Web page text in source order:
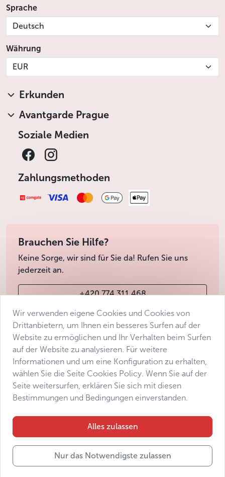
Sprache
Deutsch
Währung
EUR
Erkunden
Avantgarde Prague
Soziale Medien
Zahlungsmethoden
Brauchen Sie Hilfe?
Keine Sorge, wir sind für Sie da! Rufen Sie uns
jederzeit an.
+420 774 311 468
info@avantgarde-prague.cz
Geschäftsbedingungen
Datenschutz
Barrierefreiheitserklärung
Manage consent
Wir verwenden eigene Cookies und Cookies von
Drittanbietern, um Ihnen ein besseres Surfen auf der
Website zu ermöglichen und Ihr Verhalten beim Surfen
auf der Website zu analysieren. Für weitere
Informationen und um eine Konfiguration zu erhalten,
wählen Sie die Seite Cookies Policy. Wenn Sie auf der
Seite weitersurfen, erklären Sie sich mit diesen
Bestimmungen und Bedingungen einverstanden.
Alles zulassen
Nur das Notwendigste zulassen